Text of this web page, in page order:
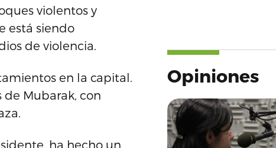
violentos y
está siendo
de violencia.
en la capital.
de Mubarak, con
ha hecho un
Opiniones